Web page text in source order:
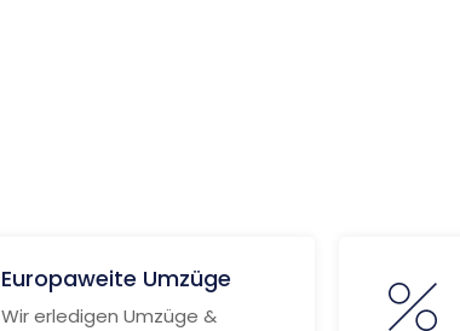
Europaweite Umzüge
Wir erledigen Umzüge &